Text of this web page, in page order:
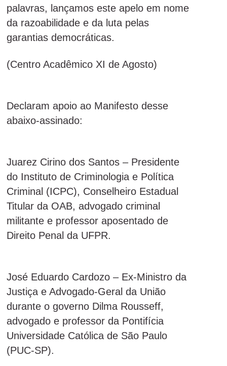
palavras, lançamos este apelo em nome
da razoabilidade e da luta pelas
garantias democráticas.
(Centro Acadêmico XI de Agosto)
Declaram apoio ao Manifesto desse
abaixo-assinado:
Juarez Cirino dos Santos – Presidente
do Instituto de Criminologia e Política
Criminal (ICPC), Conselheiro Estadual
Titular da OAB, advogado criminal
militante e professor aposentado de
Direito Penal da UFPR.
José Eduardo Cardozo – Ex-Ministro da
Justiça e Advogado-Geral da União
durante o governo Dilma Rousseff,
advogado e professor da Pontifícia
Universidade Católica de São Paulo
(PUC-SP).